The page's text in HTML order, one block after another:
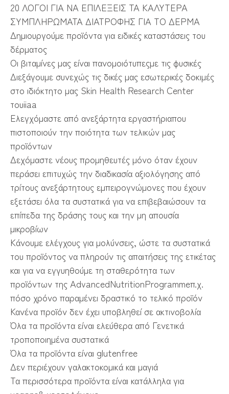
20 ΛΟΓΟΙ ΓΙΑ ΝΑ ΕΠΙΛΕΞΕΙΣ ΤΑ ΚΑΛΥΤΕΡΑ
ΣΥΜΠΛΗΡΩΜΑΤΑ ΔΙΑΤΡΟΦΗΣ ΓΙΑ ΤΟ ΔΕΡΜΑ
Δημιουργούμε προϊόντα για ειδικές καταστάσεις του
δέρματος
Οι βιταμίνες μας είναι πανομοιότυπεςμε τις φυσικές
Διεξάγουμε συνεχώς τις δικές μας εσωτερικές δοκιμές
στο ιδιόκτητο μας Skin Health Research Center
τουiiaa
Ελεγχόμαστε από ανεξάρτητα εργαστήριαπου
πιστοποιούν την ποιότητα των τελικών μας
προϊόντων
Δεχόμαστε νέους προμηθευτές μόνο όταν έχουν
περάσει επιτυχώς την διαδικασία αξιολόγησης από
τρίτους ανεξάρτητους εμπειρογνώμονες που έχουν
εξετάσει όλα τα συστατικά για να επιβεβαιώσουν τα
επίπεδα της δράσης τους και την μη απουσία
μικροβίων
Κάνουμε ελέγχους για μολύνσεις, ώστε τα συστατικά
του προϊόντος να πληρούν τις απαιτήσεις της ετικέτας
και για να εγγυηθούμε τη σταθερότητα των
προϊόντων της AdvancedNutritionProgrammeπ.χ.
πόσο χρόνο παραμένει δραστικό το τελικό προϊόν
Κανένα προϊόν δεν έχει υποβληθεί σε ακτινοβολία
Όλα τα προϊόντα είναι ελεύθερα από Γενετικά
τροποποιημένα συστατικά
Όλα τα προϊόντα είναι glutenfree
Δεν περιέχουν γαλακτοκομικά και μαγιά
Τα περισσότερα προϊόντα είναι κατάλληλα για